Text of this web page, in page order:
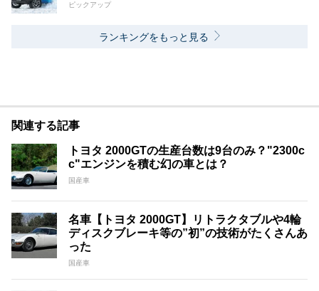
ピックアップ
ランキングをもっと見る
関連する記事
トヨタ 2000GTの生産台数は9台のみ？"2300c
c"エンジンを積む幻の車とは？
国産車
名車【トヨタ 2000GT】リトラクタブルや4輪
ディスクブレーキ等の”初”の技術がたくさんあ
った
国産車